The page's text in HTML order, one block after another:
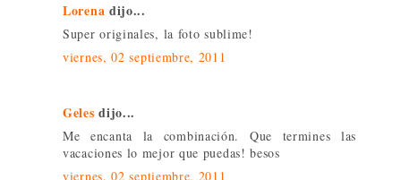
Lorena dijo...
Super originales, la foto sublime!
viernes, 02 septiembre, 2011
Geles dijo...
Me encanta la combinación. Que termines las
vacaciones lo mejor que puedas! besos
viernes, 02 septiembre, 2011